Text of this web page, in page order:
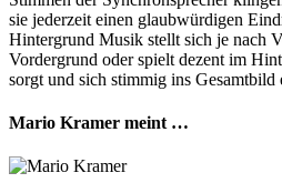
sie jederzeit einen glaubwürdigen
Hintergrund Musik stellt sich je nach
Vordergrund oder spielt dezent im
sorgt und sich stimmig ins Gesamtbild
Mario Kramer meint …